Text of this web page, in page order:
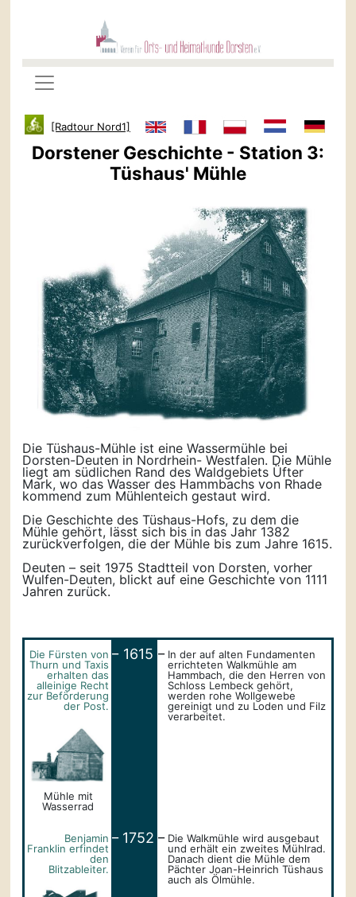
[Radtour Nord1]
Dorstener Geschichte - Station 3:
Tüshaus' Mühle
Die Tüshaus-Mühle ist eine Wassermühle bei
Dorsten-Deuten in Nordrhein- Westfalen. Die Mühle
liegt am südlichen Rand des Waldgebiets Üfter
Mark, wo das Wasser des Hammbachs von Rhade
kommend zum Mühlenteich gestaut wird.
Die Geschichte des Tüshaus-Hofs, zu dem die
Mühle gehört, lässt sich bis in das Jahr 1382
zurückverfolgen, die der Mühle bis zum Jahre 1615.
Deuten – seit 1975 Stadtteil von Dorsten, vorher
Wulfen-Deuten, blickt auf eine Geschichte von 1111
Jahren zurück.
Die Fürsten von
Thurn und Taxis
erhalten das
alleinige Recht
zur Beförderung
der Post.
Mühle mit
Wasserrad
1615
In der auf alten Fundamenten
errichteten Walkmühle am
Hammbach, die den Herren von
Schloss Lembeck gehört,
werden rohe Wollgewebe
gereinigt und zu Loden und Filz
verarbeitet.
Benjamin
Franklin erfindet
den
Blitzableiter.
1752
Die Walkmühle wird ausgebaut
und erhält ein zweites Mühlrad.
Danach dient die Mühle dem
Pächter Joan-Heinrich Tüshaus
auch als Ölmühle.